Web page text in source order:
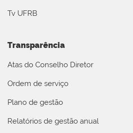
Tv UFRB
Transparência
Atas do Conselho Diretor
Ordem de serviço
Plano de gestão
Relatórios de gestão anual